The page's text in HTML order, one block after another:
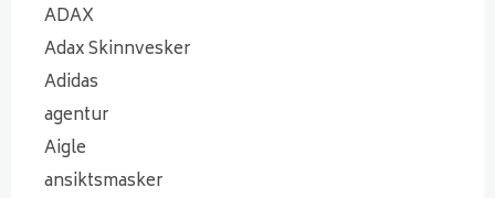
ADAX
Adax Skinnvesker
Adidas
agentur
Aigle
ansiktsmasker